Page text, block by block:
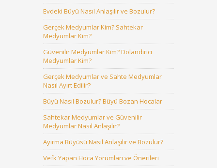
Evdeki Büyü Nasıl Anlaşılır ve Bozulur?
Gerçek Medyumlar Kim? Sahtekar
Medyumlar Kim?
Güvenilir Medyumlar Kim? Dolandırıcı
Medyumlar Kim?
Gerçek Medyumlar ve Sahte Medyumlar
Nasıl Ayırt Edilir?
Büyü Nasıl Bozulur? Büyü Bozan Hocalar
Sahtekar Medyumlar ve Güvenilir
Medyumlar Nasıl Anlaşılır?
Ayırma Büyüsü Nasıl Anlaşılır ve Bozulur?
Vefk Yapan Hoca Yorumları ve Önerileri